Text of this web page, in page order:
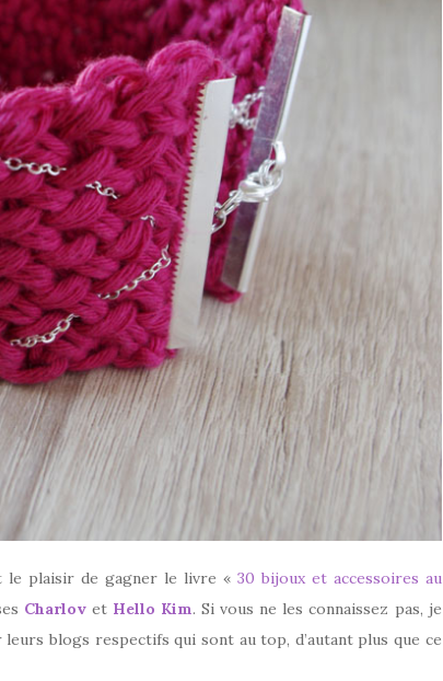
le plaisir de gagner le livre « 30 bijoux et accessoires au
Charlovet Hello Kim. Si vous ne les connaissez pas, je
blogs respectifs qui sont au top, d’autant plus que ce